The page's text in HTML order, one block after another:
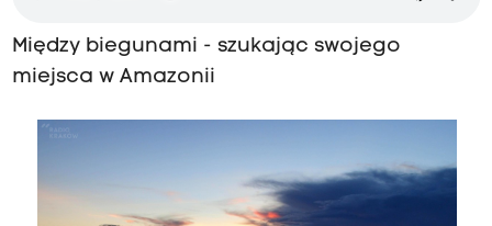
Między biegunami - szukając swojego
miejsca w Amazonii